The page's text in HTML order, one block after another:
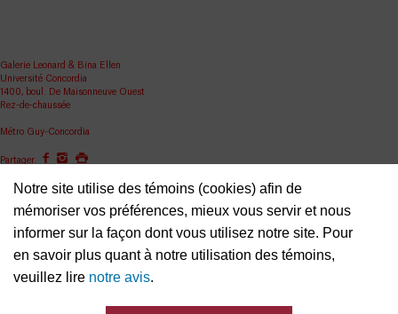
Notre site utilise des témoins (cookies) afin de
mémoriser vos préférences, mieux vous servir et nous
informer sur la façon dont vous utilisez notre site. Pour
en savoir plus quant à notre utilisation des témoins,
veuillez lire notre avis.
Galerie Leonard & Bina Ellen
Université Concordia
1400, boul. De Maisonneuve Ouest
Rez-de-chaussée
Métro Guy-Concordia
Partager
ellen.artgallery@concordia.ca